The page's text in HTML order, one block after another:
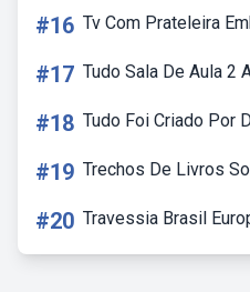
#16 Tv Com Prateleira
#17 Tudo Sala De Aula 2
#18 Tudo Foi Criado Por
#19 Trechos De Livros
#20 Travessia Brasil